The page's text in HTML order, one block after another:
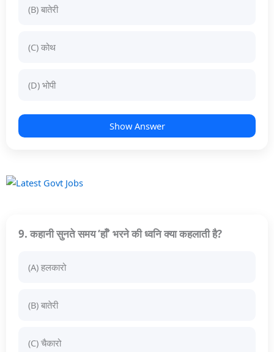
(B) बातेरी
(C) कोथ
(D) भोपी
Show Answer
9. कहानी सुनते समय ‘हाँ’ भरने की ध्वनि क्या कहलाती है?
(A) हलकारो
(B) बातेरी
(C) चैकारो